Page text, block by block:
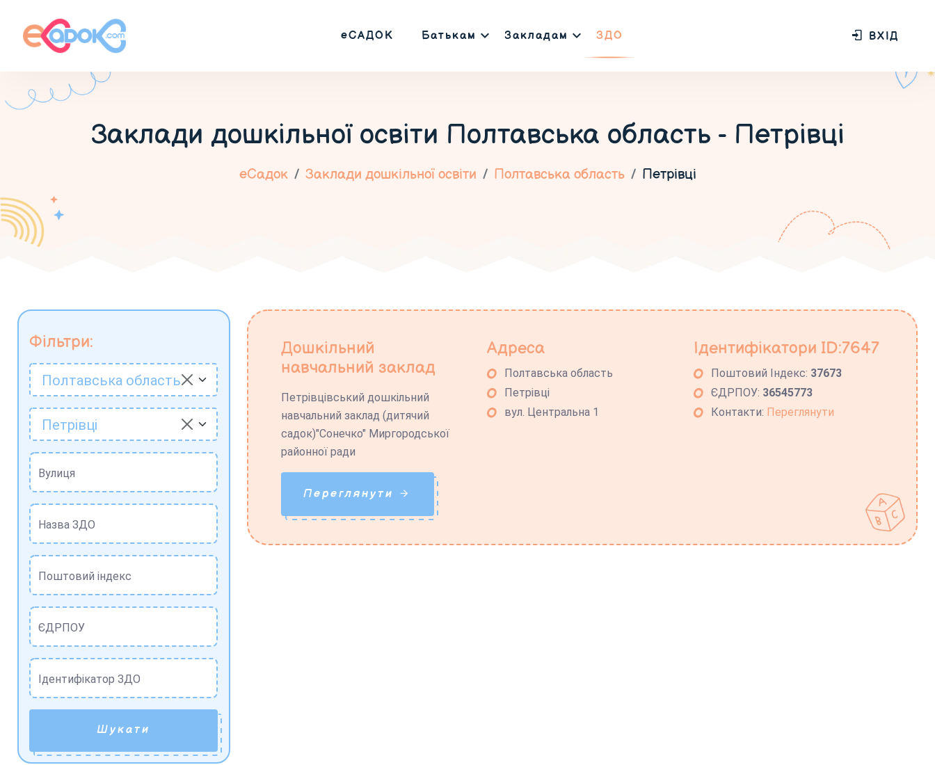
еСАДОК Батькам Закладам ЗДО ВХІД
Заклади дошкільної освіти Полтавська область - Петрівці
еСадок Заклади дошкільної освіти Полтавська область Петрівці
Фільтри:
Полтавська область
Петрівці
Вулиця
Назва ЗДО
Поштовий індекс
ЄДРПОУ
Ідентифікатор ЗДО
Шукати
Дошкільний
навчальний заклад
Петрівцівський дошкільний
навчальний заклад (дитячий
садок)"Сонечко" Миргородської
районної ради
Адреса
Полтавська область
Петрівці
вул. Центральна 1
Ідентифікатори ID:7647
Поштовий Індекс: 37673
ЄДРПОУ: 36545773
Контакти: Переглянути
Переглянути